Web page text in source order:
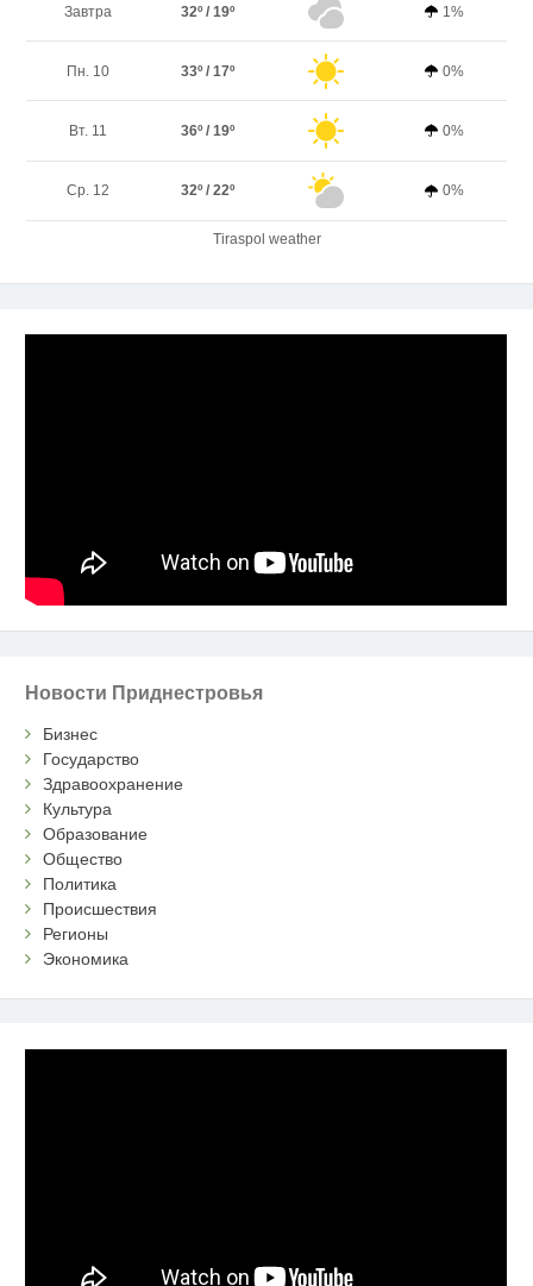
Завтра 32º / 19º 1%
Пн. 10 33º / 17º 0%
Вт. 11 36º / 19º 0%
Ср. 12 32º / 22º 0%
Tiraspol weather
Новости Приднестровья
Бизнес
Государство
Здравоохранение
Культура
Образование
Общество
Политика
Происшествия
Регионы
Экономика